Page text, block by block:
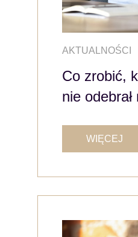
AKTUALNOŚCI
Co zrobić,
nie
WIĘCEJ